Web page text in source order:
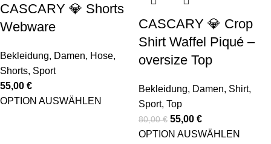
CASCARY 💎 Shorts
Webware
Bekleidung, Damen, Hose,
Shorts, Sport
55,00 €
OPTION AUSWÄHLEN
CASCARY 💎 Crop
Shirt Waffel Piqué –
oversize Top
Bekleidung, Damen, Shirt,
Sport, Top
80,00€ 55,00 €
OPTION AUSWÄHLEN